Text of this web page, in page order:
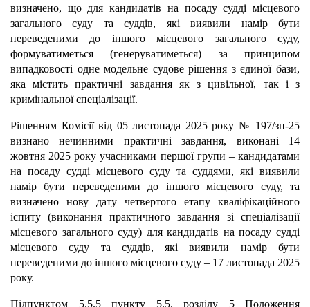
визначено, що для кандидатів на посаду судді місцевого
загального суду та суддів, які виявили намір бути
переведеними до іншого місцевого загального суду,
формуватиметься (генеруватиметься) за принципом
випадковості одне модельне судове рішення з єдиної бази,
яка містить практичні завдання як з цивільної, так і з
кримінальної спеціалізації.
Рішенням Комісії від 05 листопада 2025 року № 197/зп-25
визнано нечинними практичні завдання, виконані 14
жовтня 2025 року учасниками першої групи – кандидатами
на посаду судді місцевого суду та суддями, які виявили
намір бути переведеними до іншого місцевого суду, та
визначено нову дату четвертого етапу кваліфікаційного
іспиту (виконання практичного завдання зі спеціалізації
місцевого загального суду) для кандидатів на посаду судді
місцевого суду та суддів, які виявили намір бути
переведеними до іншого місцевого суду – 17 листопада 2025
року.
Підпунктом 5.5.5 пункту 5.5. розділу 5 Положення